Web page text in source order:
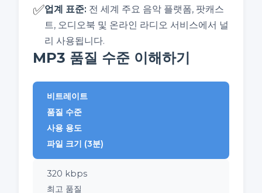
✅업계 표준: 전 세계 주요 음악 플랫폼, 팟캐스
트, 오디오북 및 온라인 라디오 서비스에서 널
리 사용됩니다.
MP3 품질 수준 이해하기
비트레이트
품질 수준
사용 용도
파일 크기 (3분)
320 kbps
최고 품질